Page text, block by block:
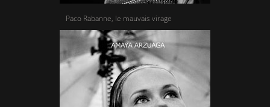
Paco Rabanne, le mauvais virage